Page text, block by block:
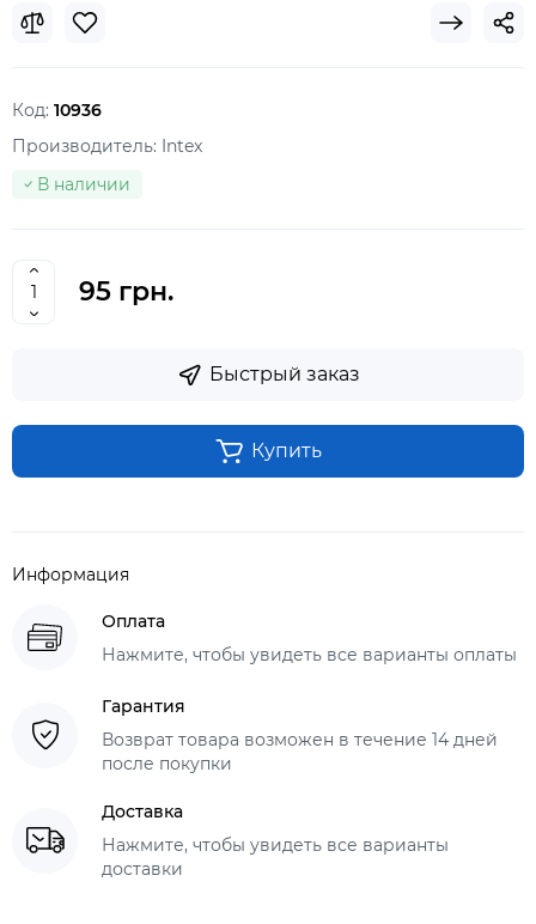
Код: 10936
Производитель: Intex
В наличии
95 грн.
Быстрый заказ
Купить
Информация
Оплата
Нажмите, чтобы увидеть все варианты оплаты
Гарантия
Возврат товара возможен в течение 14 дней
после покупки
Доставка
Нажмите, чтобы увидеть все варианты
доставки